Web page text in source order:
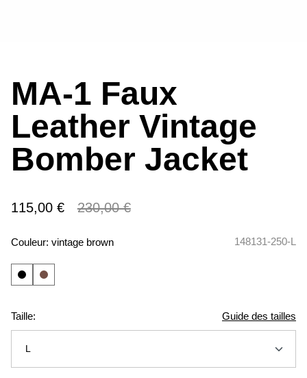
MA-1 Faux
Leather Vintage
Bomber Jacket
115,00 € 230,00 €
Couleur: vintage brown 148131-250-L
Taille: Guide des tailles
L